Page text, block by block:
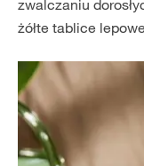
zwalczaniu
żółte tablice